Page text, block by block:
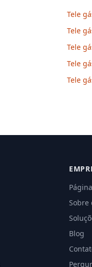
Tele
Tele
Tele
Tele
Tele
Sobre
Blog